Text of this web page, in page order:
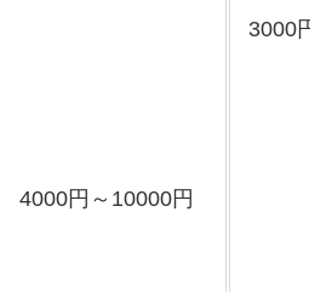
4000円～10000円
3000円